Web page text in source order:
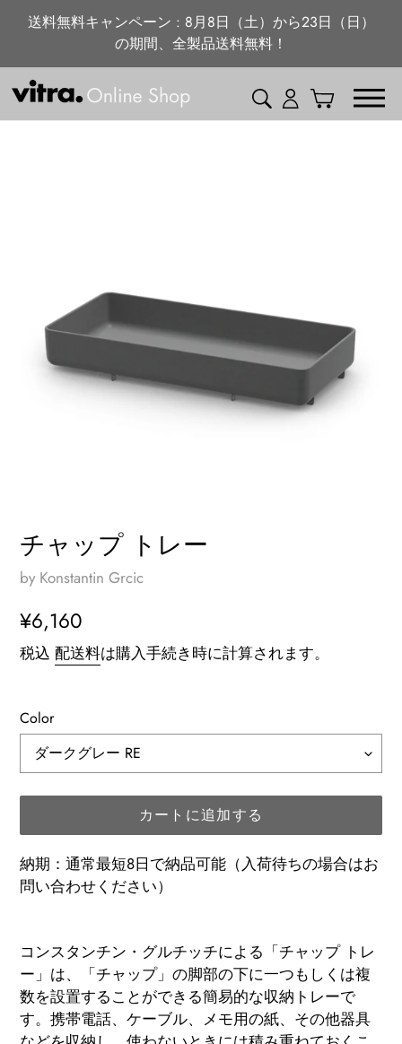
ン
送料無料キャンペーン : 8月8日（土）から23日（日）
の期間、全製品送料無料！
検索 ログインカート
チャップ トレー
by Konstantin Grcic
通
常
格
¥6,160
税込 配送料は購入手続き時に計算されます。
Color
カートに追加する
納期：通常最短8日で納品可能（入荷待ちの場合はお
問い合わせください）
ー
ト
に
商
品
コンスタンチン・グルチッチによる「チャップ トレ
ー」は、「チャップ」の脚部の下に一つもしくは複
数を設置することができる簡易的な収納トレーで
す。携帯電話、ケーブル、メモ用の紙、その他器具